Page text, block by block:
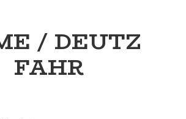
/ DEUTZ
FAHR